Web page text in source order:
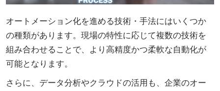
オートメーション化を進める技術・手法にはいくつか
の種類があります。現場の特性に応じて複数の技術を
組み合わせることで、より高精度かつ柔軟な自動化が
可能となります。
さらに、データ分析やクラウドの活用も、企業のオー